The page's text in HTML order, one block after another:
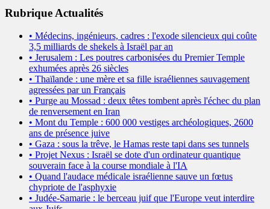
Rubrique Actualités
• Médecins, ingénieurs, cadres : l'exode silencieux qui coûte
3,5 milliards de shekels à Israël par an
• Jerusalem : Les poutres carbonisées du Premier Temple
exhumées après 26 siècles
• Thaïlande : une mère et sa fille israéliennes sauvagement
agressées par un Français
• Purge au Mossad : deux têtes tombent après l'échec du plan
de renversement en Iran
• Mont du Temple : 600 000 vestiges archéologiques, 2600
ans de présence juive
• Gaza : sous la trêve, le Hamas reste tapi dans ses tunnels
• Projet Nexus : Israël se dote d'un ordinateur quantique
souverain face à la course mondiale à l'IA
• Quand l'audace médicale israélienne sauve un fœtus
chypriote de l'asphyxie
• Judée-Samarie : le berceau juif que l'Europe veut interdire